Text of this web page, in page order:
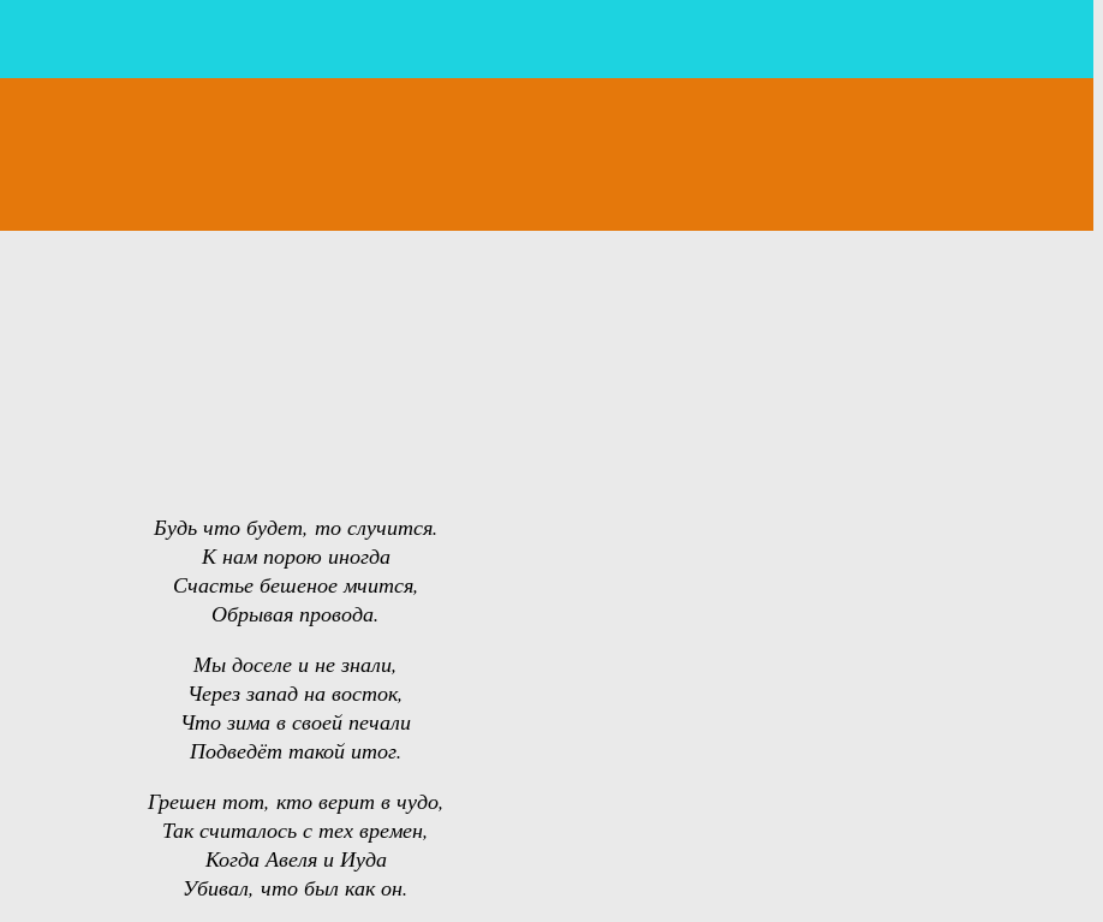
Будь что будет, то случится.
К нам порою иногда
Счастье бешеное мчится,
Обрывая провода.
Мы доселе и не знали,
Через запад на восток,
Что зима в своей печали
Подведёт такой итог.
Грешен тот, кто верит в чудо,
Так считалось с тех времен,
Когда Авеля и Иуда
Убивал, что был как он.